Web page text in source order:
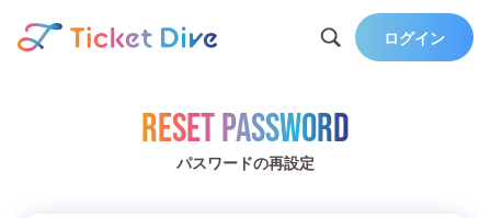
ログイン
Reset Password
パスワードの再設定